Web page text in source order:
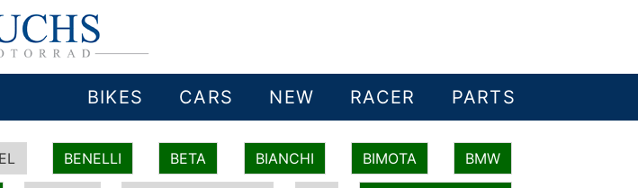
BIKES CARS NEW RACER PARTS
BENELLI BETA BIANCHI BIMOTA BMW